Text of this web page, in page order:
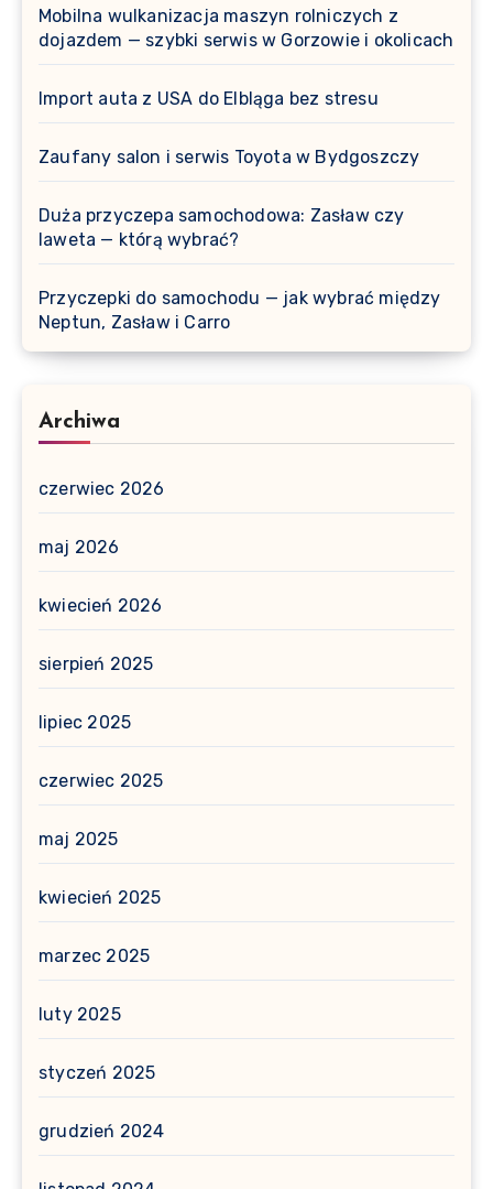
Mobilna wulkanizacja maszyn rolniczych z
dojazdem — szybki serwis w Gorzowie i okolicach
Import auta z USA do Elbląga bez stresu
Zaufany salon i serwis Toyota w Bydgoszczy
Duża przyczepa samochodowa: Zasław czy
laweta — którą wybrać?
Przyczepki do samochodu — jak wybrać między
Neptun, Zasław i Carro
Archiwa
czerwiec 2026
maj 2026
kwiecień 2026
sierpień 2025
lipiec 2025
czerwiec 2025
maj 2025
kwiecień 2025
marzec 2025
luty 2025
styczeń 2025
grudzień 2024